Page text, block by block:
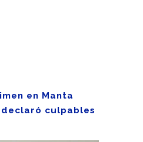
en Manta
culpables